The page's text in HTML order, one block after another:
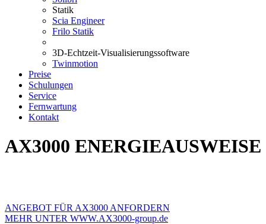
Statik
Scia Engineer
Frilo Statik
3D-Echtzeit-Visualisierungssoftware
Twinmotion
Preise
Schulungen
Service
Fernwartung
Kontakt
AX3000 ENERGIEAUSWEISE
ANGEBOT FÜR AX3000 ANFORDERN
MEHR UNTER WWW.AX3000-group.de